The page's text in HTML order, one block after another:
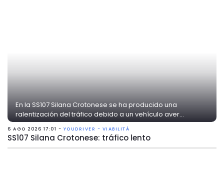
En la SS107 Silana Crotonese se ha producido una
ralentización del tráfico debido a un vehículo aver...
6 AGO 2026 17:01 - YOUDRIVER - VIABILITÀ
SS107 Silana Crotonese: tráfico lento